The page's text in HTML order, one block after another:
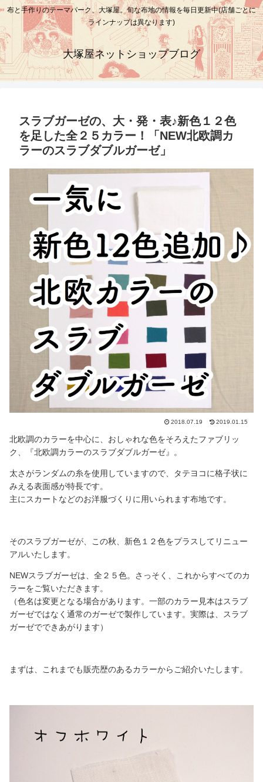
布と手作りのテーマパーク、大塚屋。旬な布地の情報を毎日更新中(店舗ごとに
ラインナップは異なります)
大塚屋ネットショップブログ
スラブガーゼの、大・発・表♪新色１２色
を足した全２５カラー！「NEW北欧調カ
ラーのスラブダブルガーゼ」
2018.07.19 2019.01.15
北欧調のカラーを中心に、おしゃれな色をそろえたファブリッ
ク、『北欧調カラーのスラブダブルガーゼ』。
太さがランダムの糸を使用していますので、タテヨコに格子状に
みえる表面感が特長です。
主にスカートなどのお洋服づくりに用いられます布地です。
そのスラブガーゼが、この秋、新色１２色をプラスしてリニュー
アルいたします。
NEWスラブガーゼは、全２５色。さっそく、これからすべてのカ
ラーをご覧いただきます。
（色名は変更となる場合があります。一部のカラー見本はスラブ
ガーゼではなく通常のガーゼで製作しています。実際は、スラブ
ガーゼでできあがります）
まずは、これまでも販売歴のあるカラーからご紹介いたします。